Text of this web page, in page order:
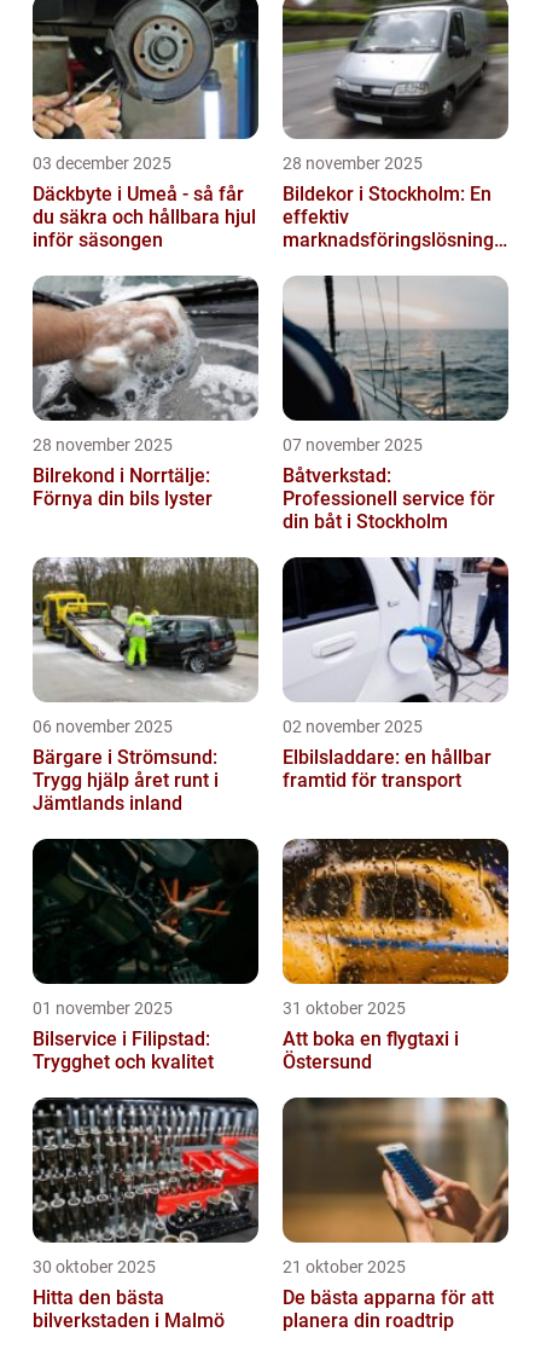
03 december 2025
Däckbyte i Umeå - så får
du säkra och hållbara hjul
inför säsongen
28 november 2025
Bildekor i Stockholm: En
effektiv
marknadsföringslösning
28 november 2025
Bilrekond i Norrtälje:
Förnya din bils lyster
07 november 2025
Båtverkstad:
Professionell service för
din båt i Stockholm
06 november 2025
Bärgare i Strömsund:
Trygg hjälp året runt i
Jämtlands inland
02 november 2025
Elbilsladdare: en hållbar
framtid för transport
01 november 2025
Bilservice i Filipstad:
Trygghet och kvalitet
31 oktober 2025
Att boka en flygtaxi i
Östersund
30 oktober 2025
Hitta den bästa
bilverkstaden i Malmö
21 oktober 2025
De bästa apparna för att
planera din roadtrip